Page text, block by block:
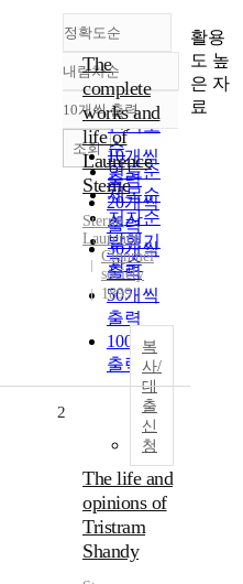
정확도순
정확도
순
인기도
순
연도순
제목순
저자순
발행기
관순
내림차순
내림차순
10개씩 출력
10개씩
출력
20개씩
출력
30개씩
출력
50개씩
출력
100개씩
출력
조회
The
complete
works and
life of
Laurence
Sterne
Sterne,
Laurence
Clonmel
society
1899
복
사/
대
출
신
청
2
The life and
opinions of
Tristram
Shandy
활용
도 높
은 자
료